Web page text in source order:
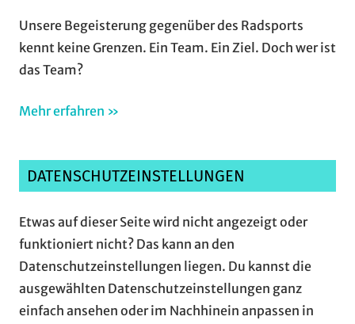
Unsere Begeisterung gegenüber des Radsports
kennt keine Grenzen. Ein Team. Ein Ziel. Doch wer ist
das Team?
Mehr erfahren »
DATENSCHUTZEINSTELLUNGEN
Etwas auf dieser Seite wird nicht angezeigt oder
funktioniert nicht? Das kann an den
Datenschutzeinstellungen liegen. Du kannst die
ausgewählten Datenschutzeinstellungen ganz
einfach ansehen oder im Nachhinein anpassen in